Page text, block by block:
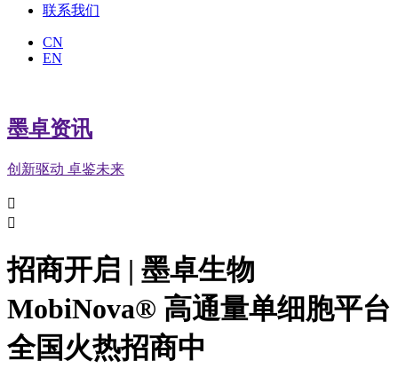
联系我们
CN
EN
墨卓资讯
创新驱动 卓鉴未来


招商开启 | 墨卓生物
MobiNova® 高通量单细胞平台
全国火热招商中